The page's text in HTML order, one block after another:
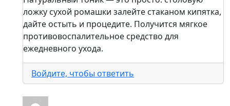
ложку сухой ромашки залейте стаканом кипятка,
дайте остыть и процедите. Получится мягкое
противовоспалительное средство для
ежедневного ухода.
Войдите, чтобы ответить